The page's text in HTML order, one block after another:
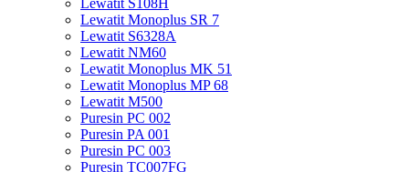
Lewatit S108H
Lewatit Monoplus SR 7
Lewatit S6328A
Lewatit NM60
Lewatit Monoplus MK 51
Lewatit Monoplus MP 68
Lewatit М500
Puresin PC 002
Puresin PA 001
Puresin PC 003
Puresin TC007FG